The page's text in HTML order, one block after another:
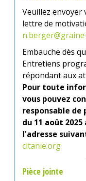
Veuillez
lettre de
Embauche dès
Entretiens
répondant aux
Pour toute
vous pouvez
responsable
du 11 août 2025
l'adresse
citanie.org
Pièce jointe